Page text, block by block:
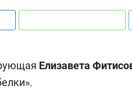
Елизавета